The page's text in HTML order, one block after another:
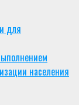
для
населения